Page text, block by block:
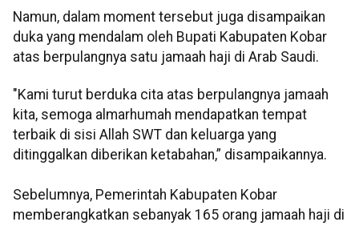
Namun, dalam moment tersebut juga disampaikan
duka yang mendalam oleh Bupati Kabupaten Kobar
atas berpulangnya satu jamaah haji di Arab Saudi.
"Kami turut berduka cita atas berpulangnya jamaah
kita, semoga almarhumah mendapatkan tempat
terbaik di sisi Allah SWT dan keluarga yang
ditinggalkan diberikan ketabahan,” disampaikannya.
Sebelumnya, Pemerintah Kabupaten Kobar
memberangkatkan sebanyak 165 orang jamaah haji di